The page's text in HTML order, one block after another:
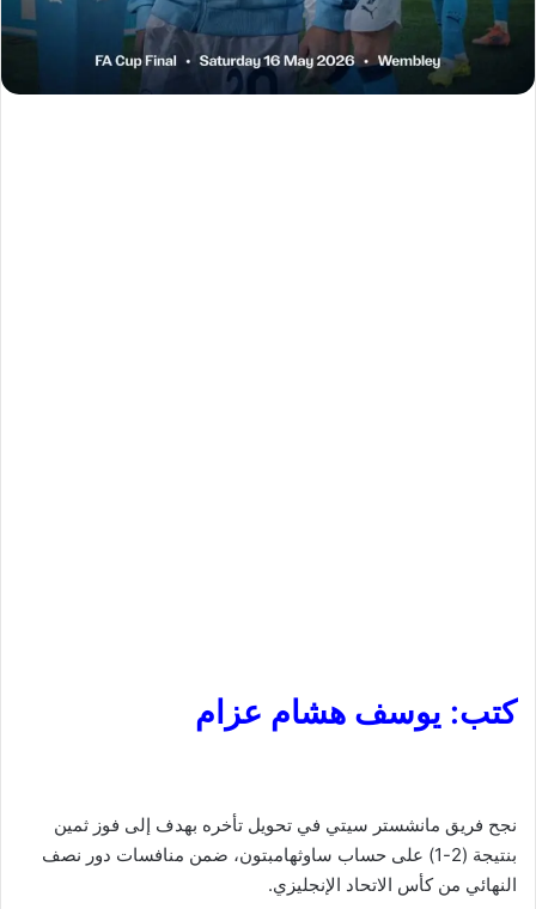
كتب: يوسف هشام عزام
نجح فريق مانشستر سيتي في تحويل تأخره بهدف إلى فوز ثمين
بنتيجة (2-1) على حساب ساوثهامبتون، ضمن منافسات دور نصف
النهائي من كأس الاتحاد الإنجليزي.